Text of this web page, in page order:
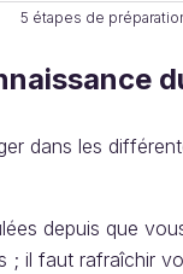
5 étapes de
dans les
depuis que
; il faut rafraîchir